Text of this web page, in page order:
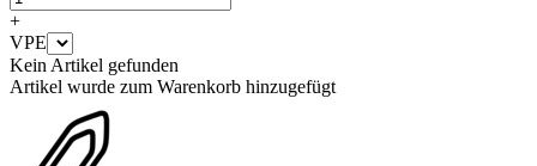
+
VPE
Kein Artikel gefunden
Artikel wurde zum Warenkorb hinzugefügt